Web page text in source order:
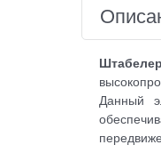
Данный